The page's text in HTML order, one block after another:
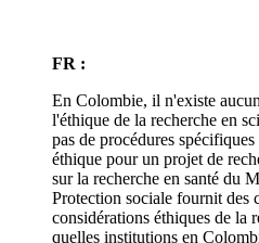
FR :
En Colombie, il n'existe
l'éthique de la recherche en
pas de procédures
éthique pour un projet de
sur la recherche en santé du
Protection sociale fournit des
considérations éthiques de la
quelles institutions en